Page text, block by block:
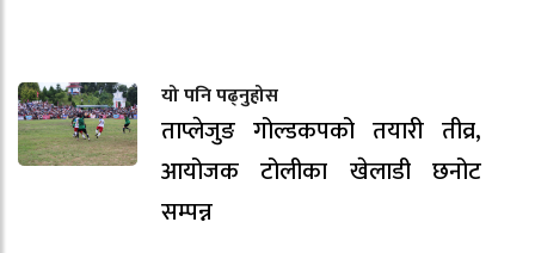
यो पनि पढ्नुहोस
ताप्लेजुङ गोल्डकपको तयारी तीव्र,
आयोजक टोलीका खेलाडी छनोट
सम्पन्न